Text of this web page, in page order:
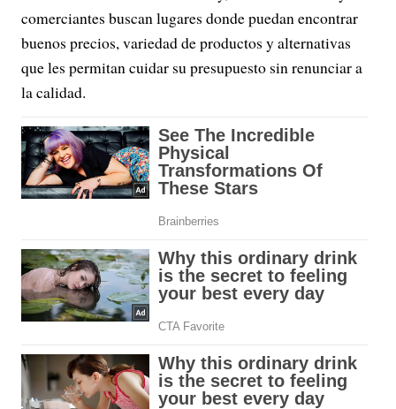
comerciantes buscan lugares donde puedan encontrar
buenos precios, variedad de productos y alternativas
que les permitan cuidar su presupuesto sin renunciar a
la calidad.